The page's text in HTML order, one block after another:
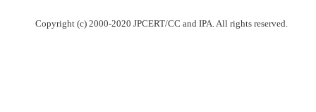
Copyright (c) 2000-2020 JPCERT/CC and IPA. All rights reserved.